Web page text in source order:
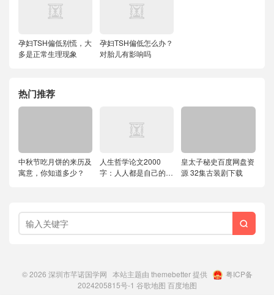
孕妇TSH偏低别慌，大
多是正常生理现象
孕妇TSH偏低怎么办？
对胎儿有影响吗
热门推荐
中秋节吃月饼的来历及
寓意，你知道多少？
人生哲学论文2000
字：人人都是自己的哲
皇太子秘史百度网盘资
源 32集古装剧下载

© 2026 深圳市芊诺国学网 本站主题由 themebetter提供
粤ICP备
2024205815号-1 谷歌地图 百度地图